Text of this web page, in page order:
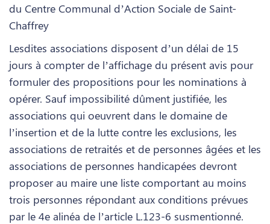
du Centre Communal d’Action Sociale de Saint-
Chaffrey
Lesdites associations disposent d’un délai de 15
jours à compter de l’affichage du présent avis pour
formuler des propositions pour les nominations à
opérer. Sauf impossibilité dûment justifiée, les
associations qui oeuvrent dans le domaine de
l’insertion et de la lutte contre les exclusions, les
associations de retraités et de personnes âgées et les
associations de personnes handicapées devront
proposer au maire une liste comportant au moins
trois personnes répondant aux conditions prévues
par le 4e alinéa de l’article L.123-6 susmentionné.